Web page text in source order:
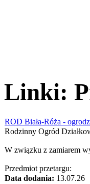
Linki:
ROD Biała-Róża -
Rodzinny Ogród
W związku z zamiarem
Przedmiot przetargu:
Data dodania: 13.07.26